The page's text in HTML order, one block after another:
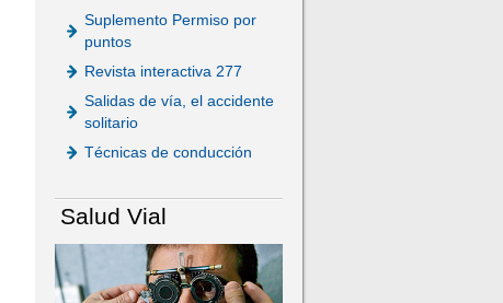
Suplemento Permiso por
puntos
Revista interactiva 277
Salidas de vía, el accidente
solitario
Técnicas de conducción
Salud Vial